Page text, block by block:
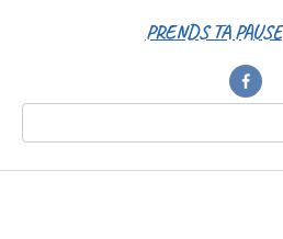
PRENDS TA PAUSE